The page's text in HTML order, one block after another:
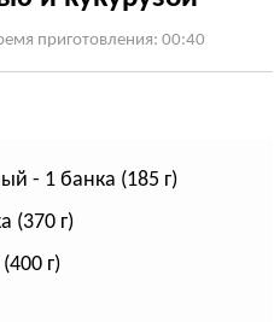
приготовления: 00:40
- 1 банка (185 г)
(370 г)
г)